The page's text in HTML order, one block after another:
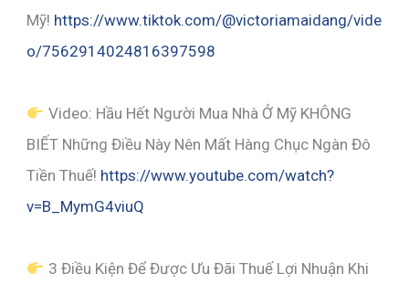
Mỹ! https://www.tiktok.com/@victoriamaidang/vide
o/7562914024816397598
Video: Hầu Hết Người Mua Nhà Ở Mỹ KHÔNG
BIẾT Những Điều Này Nên Mất Hàng Chục Ngàn Đô
Tiền Thuế! https://www.youtube.com/watch?
v=B_MymG4viuQ
3 Điều Kiện Để Được Ưu Đãi Thuế Lợi Nhuận Khi